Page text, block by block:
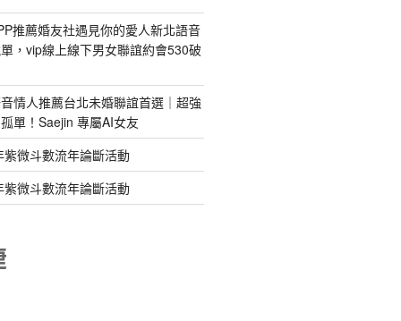
推薦婚友社遇見你的愛人新北語音
，vip線上線下男女聯誼約會530破
情人推薦台北未婚聯誼首選｜超強
單！Saejin 專屬AI女友
微斗數流年論斷活動
微斗數流年論斷活動